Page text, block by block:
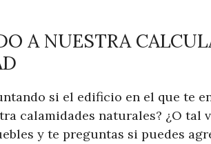
A NUESTRA
si el edificio en el que te
calamidades naturales? ¿O tal
y te preguntas si puedes